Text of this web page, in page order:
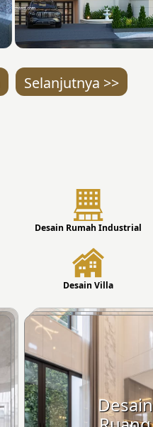
Selanjutnya >>
Desain Rumah Industrial
Desain Villa
Desain